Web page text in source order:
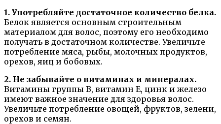
1. Употребляйте достаточное количество белка.
Белок является основным строительным
материалом для волос, поэтому его необходимо
получать в достаточном количестве. Увеличьте
потребление мяса, рыбы, молочных продуктов,
орехов, яиц и бобовых.
2. Не забывайте о витаминах и минералах.
Витамины группы B, витамин E, цинк и железо
имеют важное значение для здоровья волос.
Увеличьте потребление овощей, фруктов, зелени,
орехов и семян.